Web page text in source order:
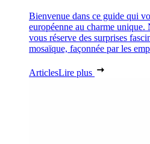
Bienvenue dans ce guide qui
européenne au charme
vous réserve des surprises
mosaïque, façonnée par les
ArticlesLire plus